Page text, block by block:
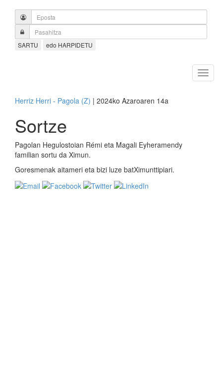
SARTU edo HARPIDETU
Herriz Herri - Pagola (Z) | 2024ko Azaroaren 14a
Sortze
Pagolan Hegulostoian Rémi eta Magali Eyheramendy
familian sortu da Ximun.
Goresmenak aitameri eta bizi luze batXimunttipiari.